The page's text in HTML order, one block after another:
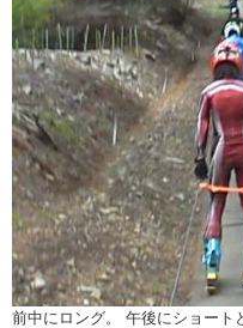
前中にロング。 午後にショート